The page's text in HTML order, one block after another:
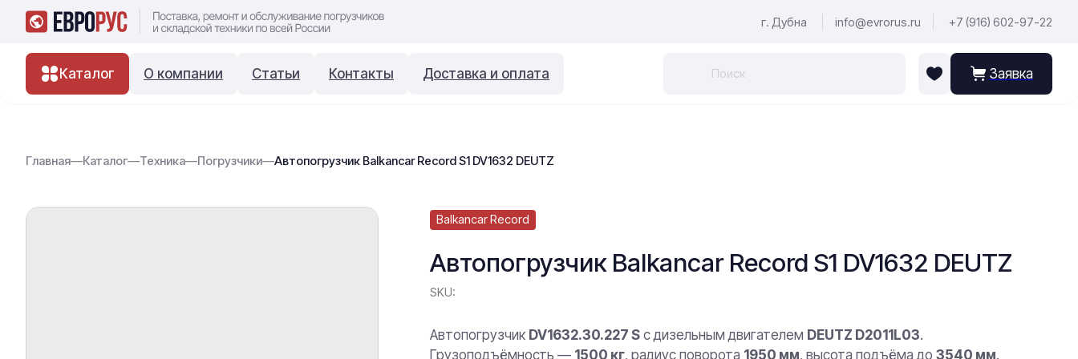
г. Дубна info@evrorus.ru +7 (916) 602-97-22
Каталог О компании Статьи Контакты Доставка и оплата Заявка
Главная—Каталог—Техника—Погрузчики—Автопогрузчик Balkancar Record S1 DV1632 DEUTZ
Автопогрузчик Balkancar Record S1 DV1632 DEUTZ
Balkancar Record
SKU:
Автопогрузчик DV1632.30.227 S с дизельным двигателем DEUTZ D2011L03.
Грузоподъёмность — 1500 кг, радиус поворота 1950 мм, высота подъёма до 3540 мм.